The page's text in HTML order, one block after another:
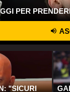
PER
"SICURI